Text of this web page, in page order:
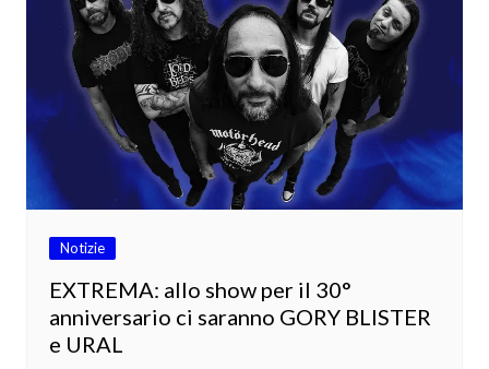
Notizie
EXTREMA: allo show per il 30°
anniversario ci saranno GORY BLISTER
e URAL